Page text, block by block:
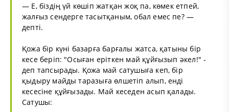
— Е, біздің үй көшіп жатқан жоқ па, көмек етпей,
жалғыз сендерге тасытқаным, обал емес пе? —
депті.
Қожа бір күні базарға барғалы жатса, қатыны бір
кесе беріп: "Осыған еріткен май құйғызып әкел!" -
деп тапсырады. Қожа май сатушыға кеп, бір
қыдыру майды таразыға өлшетіп алып, енді
кесесіне құйғызады. Май кеседен асып қалады.
Сатушы: